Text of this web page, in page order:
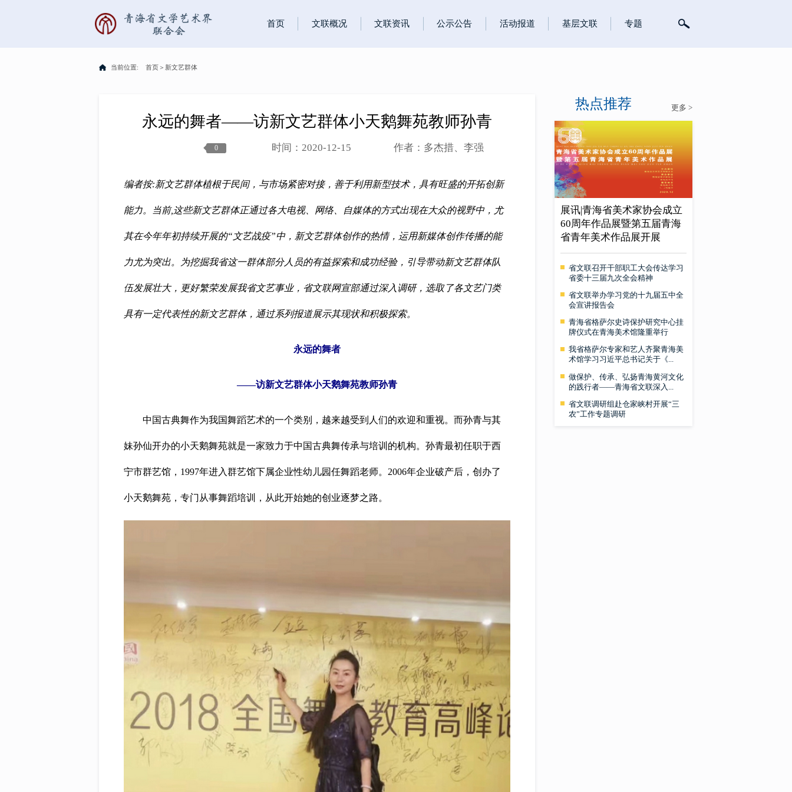
首页 文联概况 文联资讯 公示公告 活动报道 基层文联 专题
当前位置: 首页 ＞ 新文艺群体
永远的舞者——访新文艺群体小天鹅舞苑教师孙青
0 时间：2020-12-15 作者：多杰措、李强
编者按:新文艺群体植根于民间，与市场紧密对接，善于利用新型技术，具有旺盛的开拓创新
能力。当前,这些新文艺群体正通过各大电视、网络、自媒体的方式出现在大众的视野中，尤
其在今年年初持续开展的“文艺战疫”中，新文艺群体创作的热情，运用新媒体创作传播的能
力尤为突出。为挖掘我省这一群体部分人员的有益探索和成功经验，引导带动新文艺群体队
伍发展壮大，更好繁荣发展我省文艺事业，省文联网宣部通过深入调研，选取了各文艺门类
具有一定代表性的新文艺群体，通过系列报道展示其现状和积极探索。
永远的舞者
——访新文艺群体小天鹅舞苑教师孙青
中国古典舞作为我国舞蹈艺术的一个类别，越来越受到人们的欢迎和重视。而孙青与其
妹孙仙开办的小天鹅舞苑就是一家致力于中国古典舞传承与培训的机构。孙青最初任职于西
宁市群艺馆，1997年进入群艺馆下属企业性幼儿园任舞蹈老师。2006年企业破产后，创办了
小天鹅舞苑，专门从事舞蹈培训，从此开始她的创业逐梦之路。
热点推荐 更多 >
展讯|青海省美术家协会成立
60周年作品展暨第五届青海
省青年美术作品展开展
省文联召开干部职工大会传达学习
省委十三届九次全会精神
省文联举办学习党的十九届五中全
会宣讲报告会
青海省格萨尔史诗保护研究中心挂
牌仪式在青海美术馆隆重举行
我省格萨尔专家和艺人齐聚青海美
术馆学习习近平总书记关于《...
做保护、传承、弘扬青海黄河文化
的践行者——青海省文联深入...
省文联调研组赴仓家峡村开展“三
农”工作专题调研